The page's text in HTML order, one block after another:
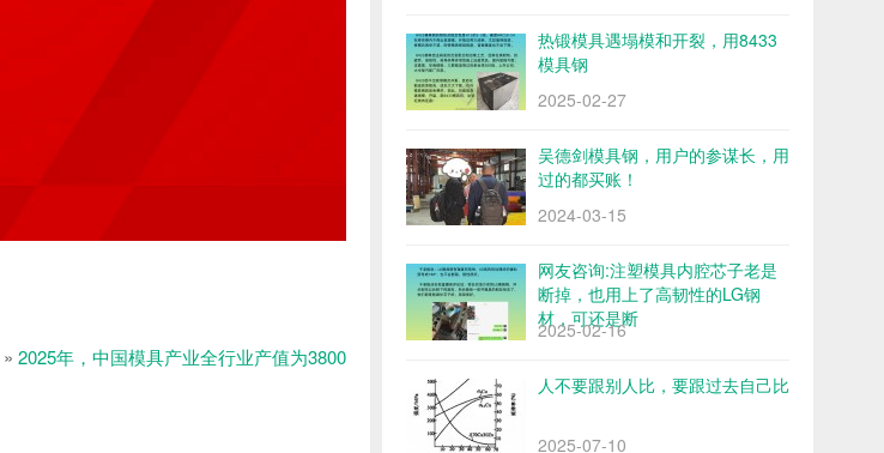
» 2025年，中国模具产业全行业产值为‌3800
热锻模具遇塌模和开裂，用8433
模具钢
2025-02-27
吴德剑模具钢，用户的参谋长，用
过的都买账！
2024-03-15
网友咨询:注塑模具内腔芯子老是
断掉，也用上了高韧性的LG钢
材，可还是断
2025-02-16
人不要跟别人比，要跟过去自己比
2025-07-10